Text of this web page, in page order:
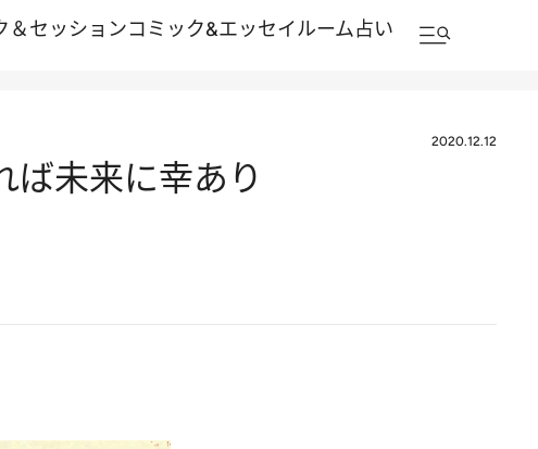
＆セッションコミック&エッセイルーム占い
2020.12.12
未来に幸あり